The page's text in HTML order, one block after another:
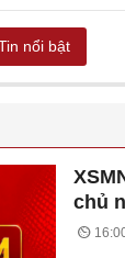
nổi bật
chủ